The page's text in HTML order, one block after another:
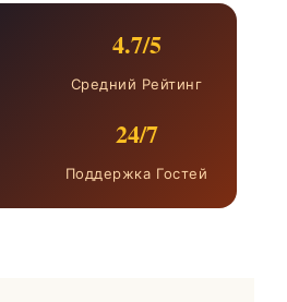
4.7/5
Средний Рейтинг
24/7
Поддержка Гостей